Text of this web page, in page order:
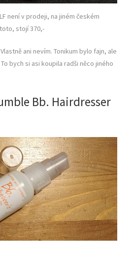
není v prodeji, na jiném českém
stojí 370,-
Vlastně ani nevím. Tonikum bylo fajn, ale
bych si asi koupila radši něco jiného
Bb. Hairdresser